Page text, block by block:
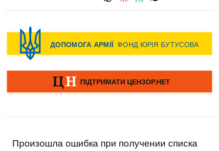
Произошла ошибка при получении списка